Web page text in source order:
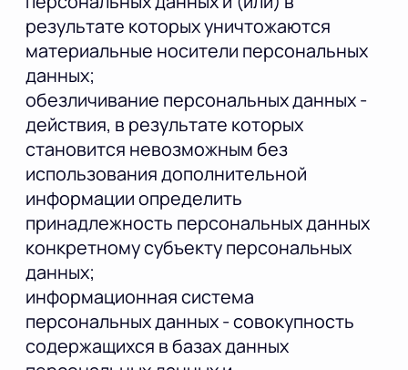
результате которых уничтожаются
материальные носители персональных
данных;
обезличивание персональных данных -
действия, в результате которых
становится невозможным без
использования дополнительной
информации определить
принадлежность персональных данных
конкретному субъекту персональных
данных;
информационная система
персональных данных - совокупность
содержащихся в базах данных